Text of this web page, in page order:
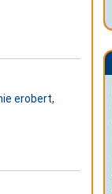
erobert,